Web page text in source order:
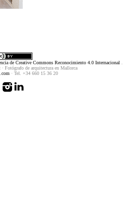
de Creative Commons Reconocimiento 4.0 Internacional
Fotógrafo de arquitectura en Mallorca
· Tel. +34 660 15 36 20